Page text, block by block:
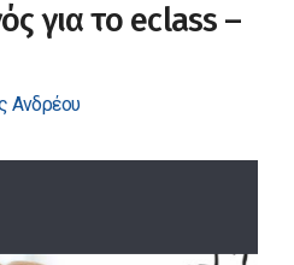
για το eclass –
Ανδρέου